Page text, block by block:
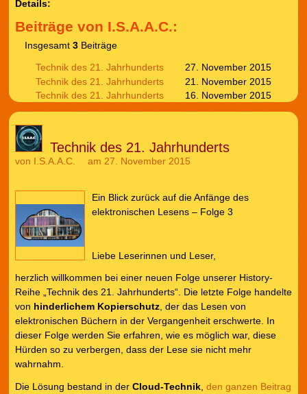
Details:
Beiträge von I.S.A.A.C.:
Insgesamt 3Beiträge
27. November 2015
Technik des 21. Jahrhunderts
21. November 2015
Technik des 21. Jahrhunderts
16. November 2015
Technik des 21. Jahrhunderts
Technik des 21. Jahrhunderts
von I.S.A.A.C. am 27. November 2015
Ein Blick zurück auf die Anfänge des
elektronischen Lesens – Folge 3
Liebe Leserinnen und Leser,
herzlich willkommen bei einer neuen Folge unserer History-
Reihe „Technik des 21. Jahrhunderts“. Die letzte Folge handelte
von hinderlichem Kopierschutz, der das Lesen von
elektronischen Büchern in der Vergangenheit erschwerte. In
dieser Folge werden Sie erfahren, wie es möglich war, diese
Hürden so zu verbergen, dass der Lese sie nicht mehr
wahrnahm.
Die Lösung bestand in der Cloud-Technik, den ganzen Beitrag